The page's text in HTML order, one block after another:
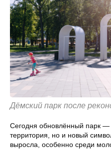
Дёмский парк после
Сегодня обновлённый парк —
территория, но и новый
выросла, особенно среди